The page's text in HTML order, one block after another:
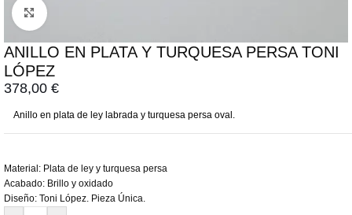
Click to enlarge
ANILLO EN PLATA Y TURQUESA PERSA TONI
LÓPEZ
378,00 €
Anillo en plata de ley labrada y turquesa persa oval.
Material: Plata de ley y turquesa persa
Acabado: Brillo y oxidado
Diseño: Toni López. Pieza Única.